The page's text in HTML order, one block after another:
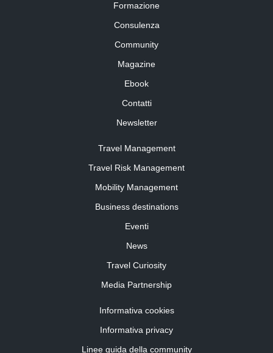
Formazione
Consulenza
Community
Magazine
Ebook
Contatti
Newsletter
Travel Management
Travel Risk Management
Mobility Management
Business destinations
Eventi
News
Travel Curiosity
Media Partnership
Informativa cookies
Informativa privacy
Linee guida della community